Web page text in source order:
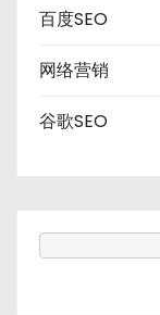
百度SEO
网络营销
谷歌SEO